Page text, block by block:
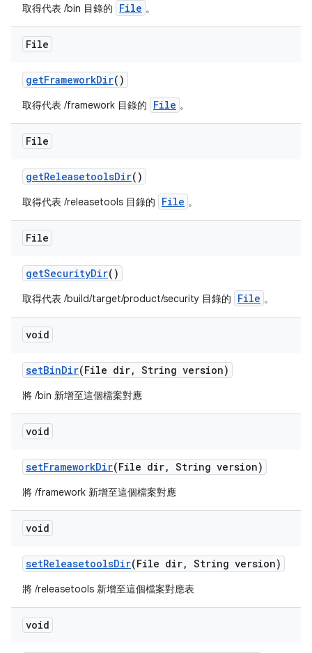
取得代表 /bin 目錄的 File 。
File
getFrameworkDir()
取得代表 /framework 目錄的 File 。
File
getReleasetoolsDir()
取得代表 /releasetools 目錄的 File 。
File
getSecurityDir()
取得代表 /build/target/product/security 目錄的 File 。
void
setBinDir(File dir, String version)
將 /bin 新增至這個檔案對應
void
setFrameworkDir(File dir, String version)
將 /framework 新增至這個檔案對應
void
setReleasetoolsDir(File dir, String version)
將 /releasetools 新增至這個檔案對應表
void